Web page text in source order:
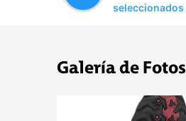
seleccionados
Galería de Fotos